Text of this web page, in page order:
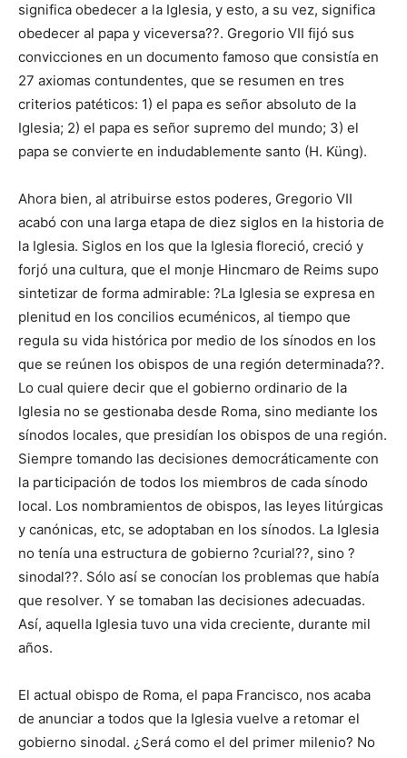
significa obedecer a la Iglesia, y esto, a su vez, significa
obedecer al papa y viceversa??. Gregorio VII fijó sus
convicciones en un documento famoso que consistía en
27 axiomas contundentes, que se resumen en tres
criterios patéticos: 1) el papa es señor absoluto de la
Iglesia; 2) el papa es señor supremo del mundo; 3) el
papa se convierte en indudablemente santo (H. Küng).
Ahora bien, al atribuirse estos poderes, Gregorio VII
acabó con una larga etapa de diez siglos en la historia de
la Iglesia. Siglos en los que la Iglesia floreció, creció y
forjó una cultura, que el monje Hincmaro de Reims supo
sintetizar de forma admirable: ?La Iglesia se expresa en
plenitud en los concilios ecuménicos, al tiempo que
regula su vida histórica por medio de los sínodos en los
que se reúnen los obispos de una región determinada??.
Lo cual quiere decir que el gobierno ordinario de la
Iglesia no se gestionaba desde Roma, sino mediante los
sínodos locales, que presidían los obispos de una región.
Siempre tomando las decisiones democráticamente con
la participación de todos los miembros de cada sínodo
local. Los nombramientos de obispos, las leyes litúrgicas
y canónicas, etc, se adoptaban en los sínodos. La Iglesia
no tenía una estructura de gobierno ?curial??, sino ?
sinodal??. Sólo así se conocían los problemas que había
que resolver. Y se tomaban las decisiones adecuadas.
Así, aquella Iglesia tuvo una vida creciente, durante mil
años.
El actual obispo de Roma, el papa Francisco, nos acaba
de anunciar a todos que la Iglesia vuelve a retomar el
gobierno sinodal. ¿Será como el del primer milenio? No